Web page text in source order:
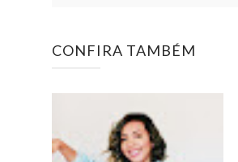
CONFIRA TAMBÉM